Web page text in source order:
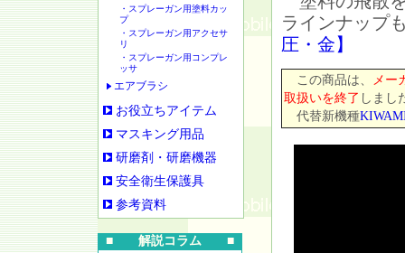
・スプレーガン用塗料カッ
プ
・スプレーガン用アクセサ
リ
・スプレーガン用コンプレ
ッサ
エアブラシ
お役立ちアイテム
マスキング用品
研磨剤・研磨機器
安全衛生保護具
参考資料
■ 解説コラム ■
ラインナップ
圧・金】
この商品は、
メー
取扱いを終了 しまし
代替新機種